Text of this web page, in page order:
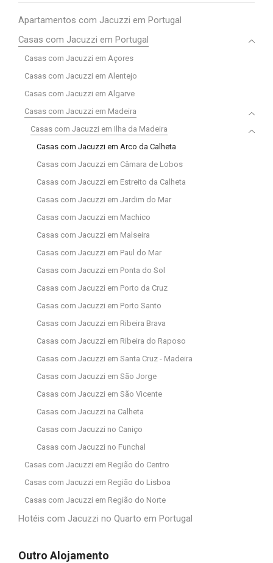
Apartamentos com Jacuzzi em Portugal
Casas com Jacuzzi em Portugal
Casas com Jacuzzi em Açores
Casas com Jacuzzi em Alentejo
Casas com Jacuzzi em Algarve
Casas com Jacuzzi em Madeira
Casas com Jacuzzi em Ilha da Madeira
Casas com Jacuzzi em Arco da Calheta
Casas com Jacuzzi em Câmara de Lobos
Casas com Jacuzzi em Estreito da Calheta
Casas com Jacuzzi em Jardim do Mar
Casas com Jacuzzi em Machico
Casas com Jacuzzi em Malseira
Casas com Jacuzzi em Paul do Mar
Casas com Jacuzzi em Ponta do Sol
Casas com Jacuzzi em Porto da Cruz
Casas com Jacuzzi em Porto Santo
Casas com Jacuzzi em Ribeira Brava
Casas com Jacuzzi em Ribeira do Raposo
Casas com Jacuzzi em Santa Cruz - Madeira
Casas com Jacuzzi em São Jorge
Casas com Jacuzzi em São Vicente
Casas com Jacuzzi na Calheta
Casas com Jacuzzi no Caniço
Casas com Jacuzzi no Funchal
Casas com Jacuzzi em Região do Centro
Casas com Jacuzzi em Região do Lisboa
Casas com Jacuzzi em Região do Norte
Hotéis com Jacuzzi no Quarto em Portugal
Outro Alojamento